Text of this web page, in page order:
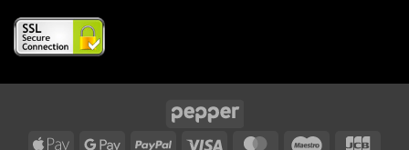
Apple Google PayPal Visa MasterCardMaestro